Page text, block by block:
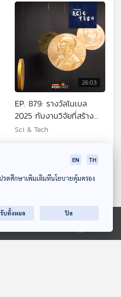
ะแห่งประเทศไทย
26:03
EP. 879: รางวัลโนเบล
2025 กับงานวิจัยที่สร้าง
การเปลี่ยนแปลง
Sci & Tech
EN TH
รดศึกษาเพิ่มเติมที่นโยบายคุ้มครอง
บทั้งหมด ปิด